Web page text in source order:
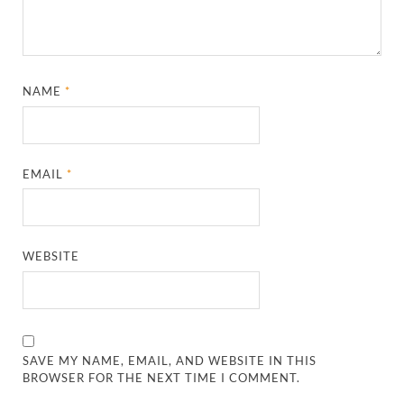
NAME*
EMAIL*
WEBSITE
SAVE MY NAME, EMAIL, AND WEBSITE IN THIS
BROWSER FOR THE NEXT TIME I COMMENT.